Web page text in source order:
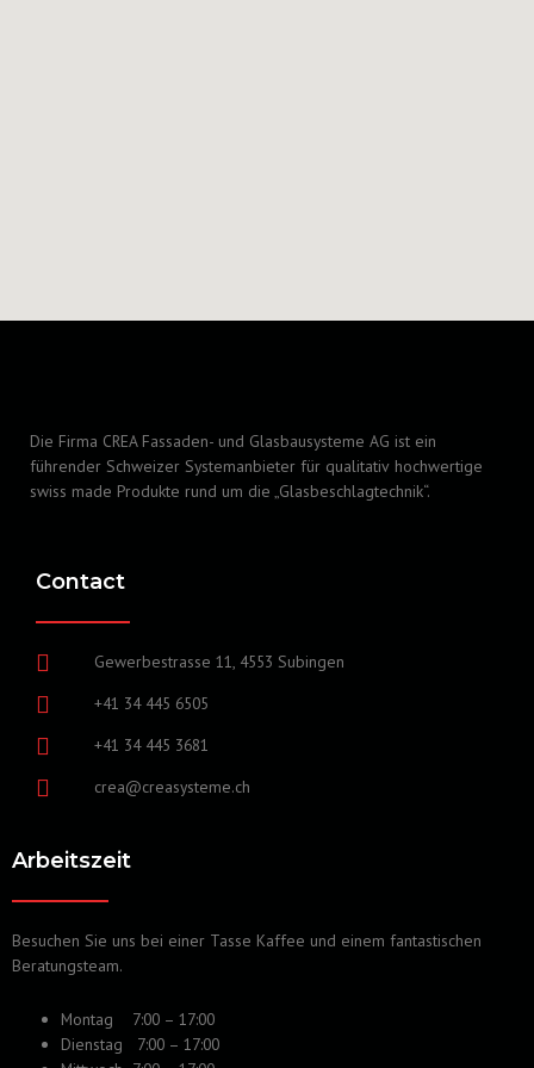
Die Firma CREA Fassaden- und Glasbausysteme AG ist ein
führender Schweizer Systemanbieter für qualitativ hochwertige
swiss made Produkte rund um die „Glasbeschlagtechnik“.
Contact
Gewerbestrasse 11, 4553 Subingen
+41 34 445 6505
+41 34 445 3681
crea@creasysteme.ch
Arbeitszeit
Besuchen Sie uns bei einer Tasse Kaffee und einem fantastischen
Beratungsteam.
Montag 7:00 – 17:00
Dienstag 7:00 – 17:00